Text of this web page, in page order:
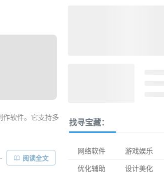
作软件。它支持多
业、动感十足、
司报告等。对
- 阅读全文
找寻宝藏：
网络软件 游戏娱乐
优化辅助
设计美化